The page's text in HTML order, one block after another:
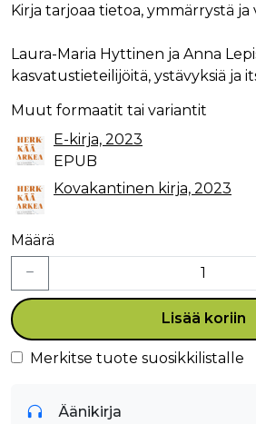
Kirja tarjoaa tietoa, ymmärrystä
Laura-Maria Hyttinen ja Anna
kasvatustieteilijöitä, ystävyksiä ja
Muut formaatit tai variantit
E-kirja, 2023
EPUB
Kovakantinen kirja, 2023
Määrä
Lisää koriin
Merkitse tuote suosikkilistalle
Äänikirja